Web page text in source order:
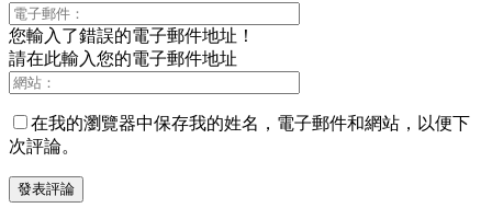
您輸入了錯誤的電子郵件地址！
請在此輸入您的電子郵件地址
在我的瀏覽器中保存我的姓名，電子郵件和網站，以便下
次評論。